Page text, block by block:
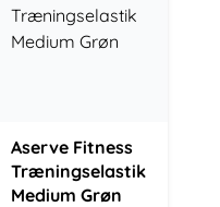
Aserve Fitness
Træningselastik
Medium Grøn